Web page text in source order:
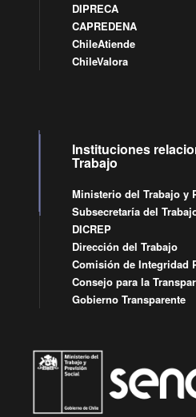
DIPRECA
CAPREDENA
ChileAtiende
ChileValora
Instituciones
Trabajo
Ministerio del Trabajo y
Subsecretaría del
DICREP
Dirección del Trabajo
Comisión de Integridad
Consejo para la
Gobierno Transparente